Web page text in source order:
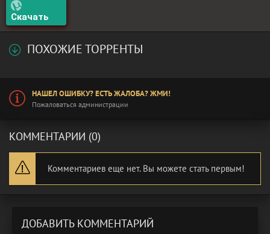
Скачать
ПОХОЖИЕ ТОРРЕНТЫ
НАШЕЛ ОШИБКУ? ЕСТЬ ЖАЛОБА? ЖМИ!
Пожаловаться администрации
КОММЕНТАРИИ (0)
Комментариев еще нет. Вы можете стать первым!
ДОБАВИТЬ КОММЕНТАРИЙ